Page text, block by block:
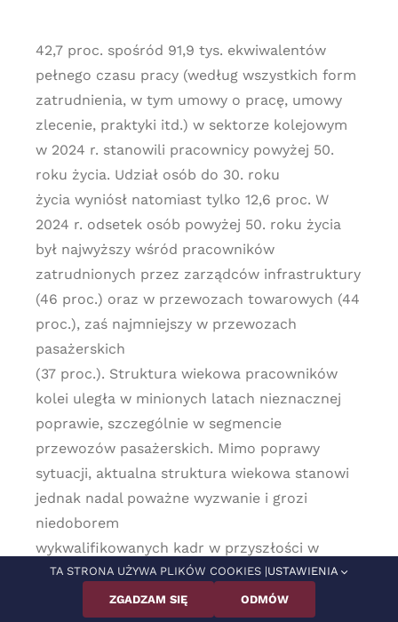
42,7 proc. spośród 91,9 tys. ekwiwalentów
pełnego czasu pracy (według wszystkich form
zatrudnienia, w tym umowy o pracę, umowy
zlecenie, praktyki itd.) w sektorze kolejowym
w 2024 r. stanowili pracownicy powyżej 50.
roku życia. Udział osób do 30. roku
życia wyniósł natomiast tylko 12,6 proc. W
2024 r. odsetek osób powyżej 50. roku życia
był najwyższy wśród pracowników
zatrudnionych przez zarządców infrastruktury
(46 proc.) oraz w przewozach towarowych (44
proc.), zaś najmniejszy w przewozach
pasażerskich
(37 proc.). Struktura wiekowa pracowników
kolei uległa w minionych latach nieznacznej
poprawie, szczególnie w segmencie
przewozów pasażerskich. Mimo poprawy
sytuacji, aktualna struktura wiekowa stanowi
jednak nadal poważne wyzwanie i grozi
niedoborem
wykwalifikowanych kadr w przyszłości w
obliczu prognozowanego wzrostu przewozów.
Jak wynika z raportu monitorowania rynku
TA STRONA UŻYWA PLIKÓW COOKIES |USTAWIENIA
ZGADZAM SIĘ ODMÓW